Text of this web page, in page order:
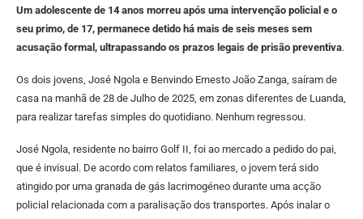
Um adolescente de 14 anos morreu após uma intervenção policial e o
seu primo, de 17, permanece detido há mais de seis meses sem
acusação formal, ultrapassando os prazos legais de prisão preventiva.
Os dois jovens, José Ngola e Benvindo Ernesto João Zanga, saíram de
casa na manhã de 28 de Julho de 2025, em zonas diferentes de Luanda,
para realizar tarefas simples do quotidiano. Nenhum regressou.
José Ngola, residente no bairro Golf II, foi ao mercado a pedido do pai,
que é invisual. De acordo com relatos familiares, o jovem terá sido
atingido por uma granada de gás lacrimogéneo durante uma acção
policial relacionada com a paralisação dos transportes. Após inalar o